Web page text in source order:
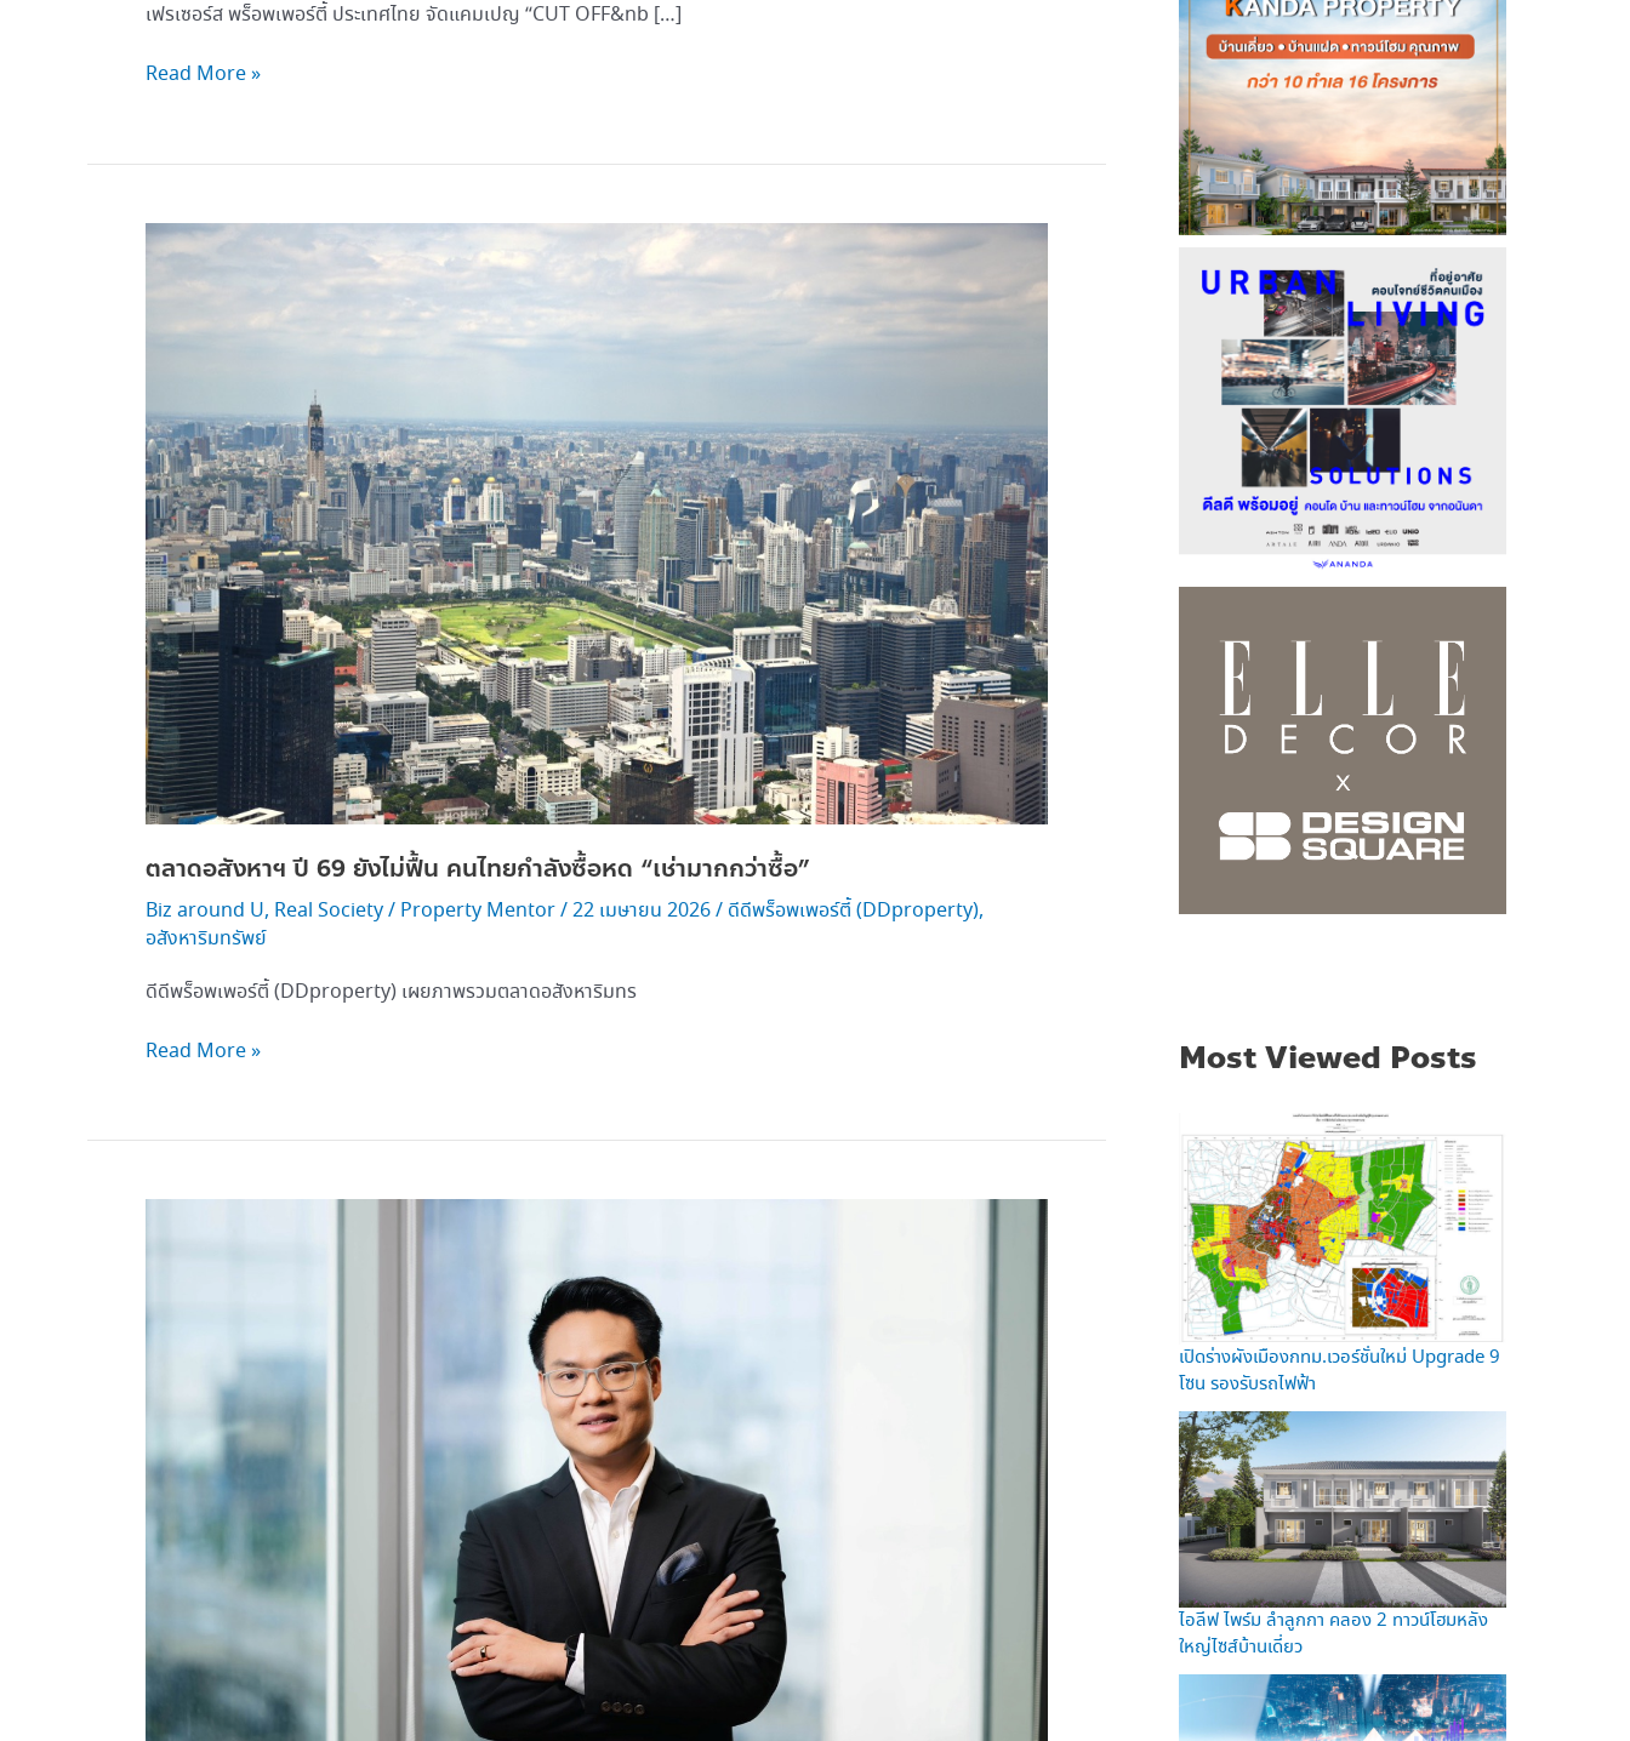
เฟรเซอร์ส พร็อพเพอร์ตี้ ประเทศไทย จัดแคมเปญ “CUT OFF&nb […]
Read More »
ตลาดอสังหาฯ ปี 69 ยังไม่ฟื้น คนไทยกำลังซื้อหด “เช่ามากกว่าซื้อ”
Biz around U, Real Society/ Property Mentor/22 เมษายน 2026/ ดีดีพร็อพเพอร์ตี้ (DDproperty),
อสังหาริมทรัพย์
ดีดีพร็อพเพอร์ตี้ (DDproperty) เผยภาพรวมตลาดอสังหาริมทร
ตลาด
ไม่
ฟื้น
คน
ไทย
กำลัง
ซื้อ
หด
“เช่า
มากกว่า
ซื้อ”
Read More »
แกร่ง
Most Viewed Posts
เปิดร่างผังเมืองกทม.เวอร์ชั่นใหม่ Upgrade 9
โซน รองรับรถไฟฟ้า
ไอลีฟ ไพร์ม ลำลูกกา คลอง 2 ทาวน์โฮมหลัง
ใหญ่ไซส์บ้านเดี่ยว